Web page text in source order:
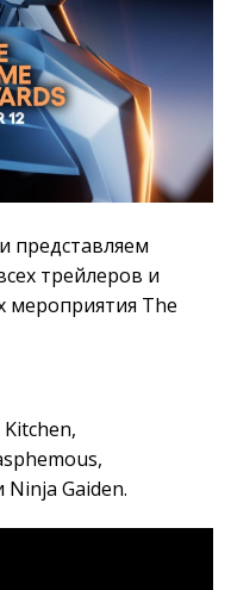
представляем
трейлеров и
мероприятия The
Gaiden.